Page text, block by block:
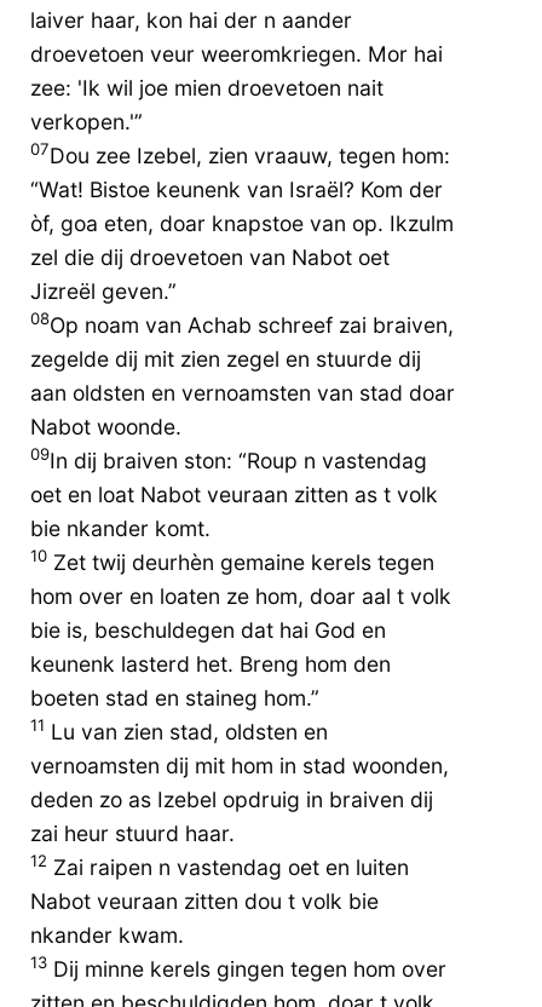
laiver haar, kon hai der n aander
droevetoen veur weeromkriegen. Mor hai
zee: 'Ik wil joe mien droevetoen nait
verkopen.'”
07Dou zee Izebel, zien vraauw, tegen hom:
“Wat! Bistoe keunenk van Israël? Kom der
òf, goa eten, doar knapstoe van op. Ikzulm
zel die dij droevetoen van Nabot oet
Jizreël geven.”
08Op noam van Achab schreef zai braiven,
zegelde dij mit zien zegel en stuurde dij
aan oldsten en vernoamsten van stad doar
Nabot woonde.
09In dij braiven ston: “Roup n vastendag
oet en loat Nabot veuraan zitten as t volk
bie nkander komt.
10 Zet twij deurhèn gemaine kerels tegen
hom over en loaten ze hom, doar aal t volk
bie is, beschuldegen dat hai God en
keunenk lasterd het. Breng hom den
boeten stad en staineg hom.”
11 Lu van zien stad, oldsten en
vernoamsten dij mit hom in stad woonden,
deden zo as Izebel opdruig in braiven dij
zai heur stuurd haar.
12 Zai raipen n vastendag oet en luiten
Nabot veuraan zitten dou t volk bie
nkander kwam.
13 Dij minne kerels gingen tegen hom over